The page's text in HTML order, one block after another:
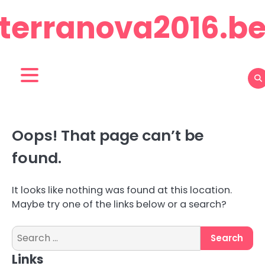
to
content
Oops! That page can’t be
found.
It looks like nothing was found at this location.
Maybe try one of the links below or a search?
Search
for:
Links